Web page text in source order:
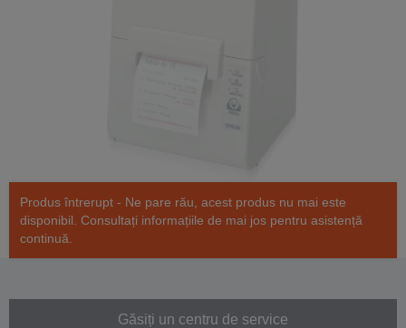
Produs întrerupt - Ne pare rău, acest produs nu mai este
disponibil. Consultați informațiile de mai jos pentru asistență
continuă.
Găsiți un centru de service